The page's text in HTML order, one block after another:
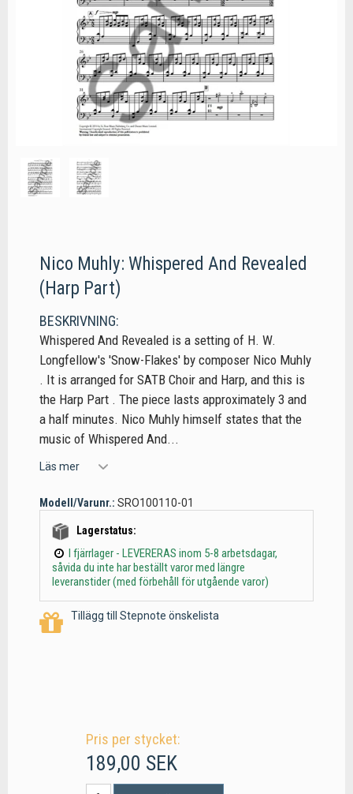
Nico Muhly: Whispered And Revealed
(Harp Part)
BESKRIVNING:
Whispered And Revealed is a setting of H. W.
Longfellow's 'Snow-Flakes' by composer Nico Muhly
. It is arranged for SATB Choir and Harp, and this is
the Harp Part . The piece lasts approximately 3 and
a half minutes. Nico Muhly himself states that the
music of Whispered And...
Läs mer
Modell/Varunr.: SRO100110-01
Lagerstatus:
I fjärrlager - LEVERERAS inom 5-8 arbetsdagar,
såvida du inte har beställt varor med längre
leveranstider (med förbehåll för utgående varor)
Tillägg till Stepnote önskelista
Pris per stycket:
189,00 SEK